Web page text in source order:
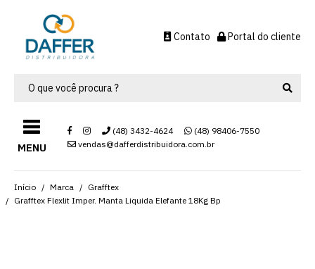
Contato Portal do cliente
MENU
(48) 3432-4624
(48) 98406-7550
vendas@dafferdistribuidora.com.br
Início Marca
Grafftex
Grafftex Flexlit Imper. Manta Liquida Elefante 18Kg Bp